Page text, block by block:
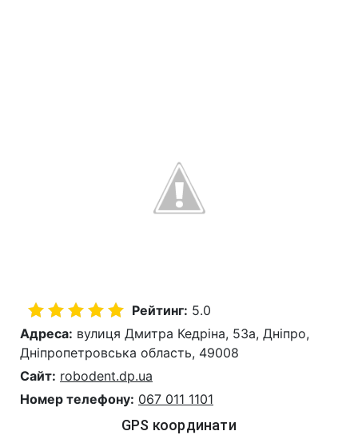
Рейтинг: 5.0
Адреса: вулиця Дмитра Кедріна, 53а, Дніпро,
Дніпропетровська область, 49008
Сайт: robodent.dp.ua
Номер телефону: 067 011 1101
GPS координати